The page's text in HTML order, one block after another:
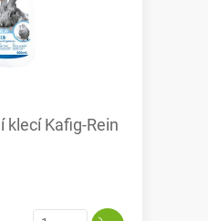
klecí Kafig-Rein